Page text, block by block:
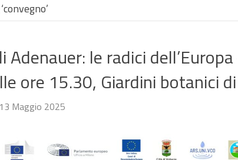
Adenauer: le radici
ore 15.30, Giardini botanici
13 Maggio 2025